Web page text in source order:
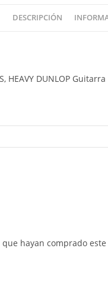
DESCRIPCIÓN
HEAVY DUNLOP
hayan comprado